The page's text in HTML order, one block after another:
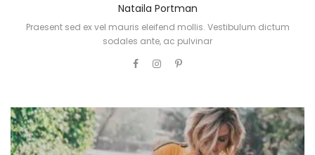
Nataila Portman
Praesent sed ex vel mauris eleifend mollis. Vestibulum dictum
sodales ante, ac pulvinar